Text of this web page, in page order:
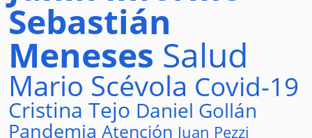
Sebastián
Meneses Salud
Mario Scévola Covid-19
Cristina Tejo Daniel Gollán
Pandemia Atención Juan Pezzi